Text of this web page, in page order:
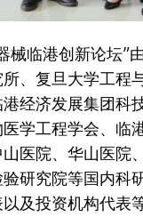
械临港创新论坛”
、复旦大学工程
港经济发展集团
学工程学会、临
医院、华山医院
研究院等国内科
及投资机构代表